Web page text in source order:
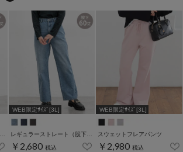
WEB限定ｻｲｽﾞ[3L]
￥2,680 税込
WEB限定ｻｲｽﾞ[3L]
スウェットフレアパンツ
￥2,980 税込